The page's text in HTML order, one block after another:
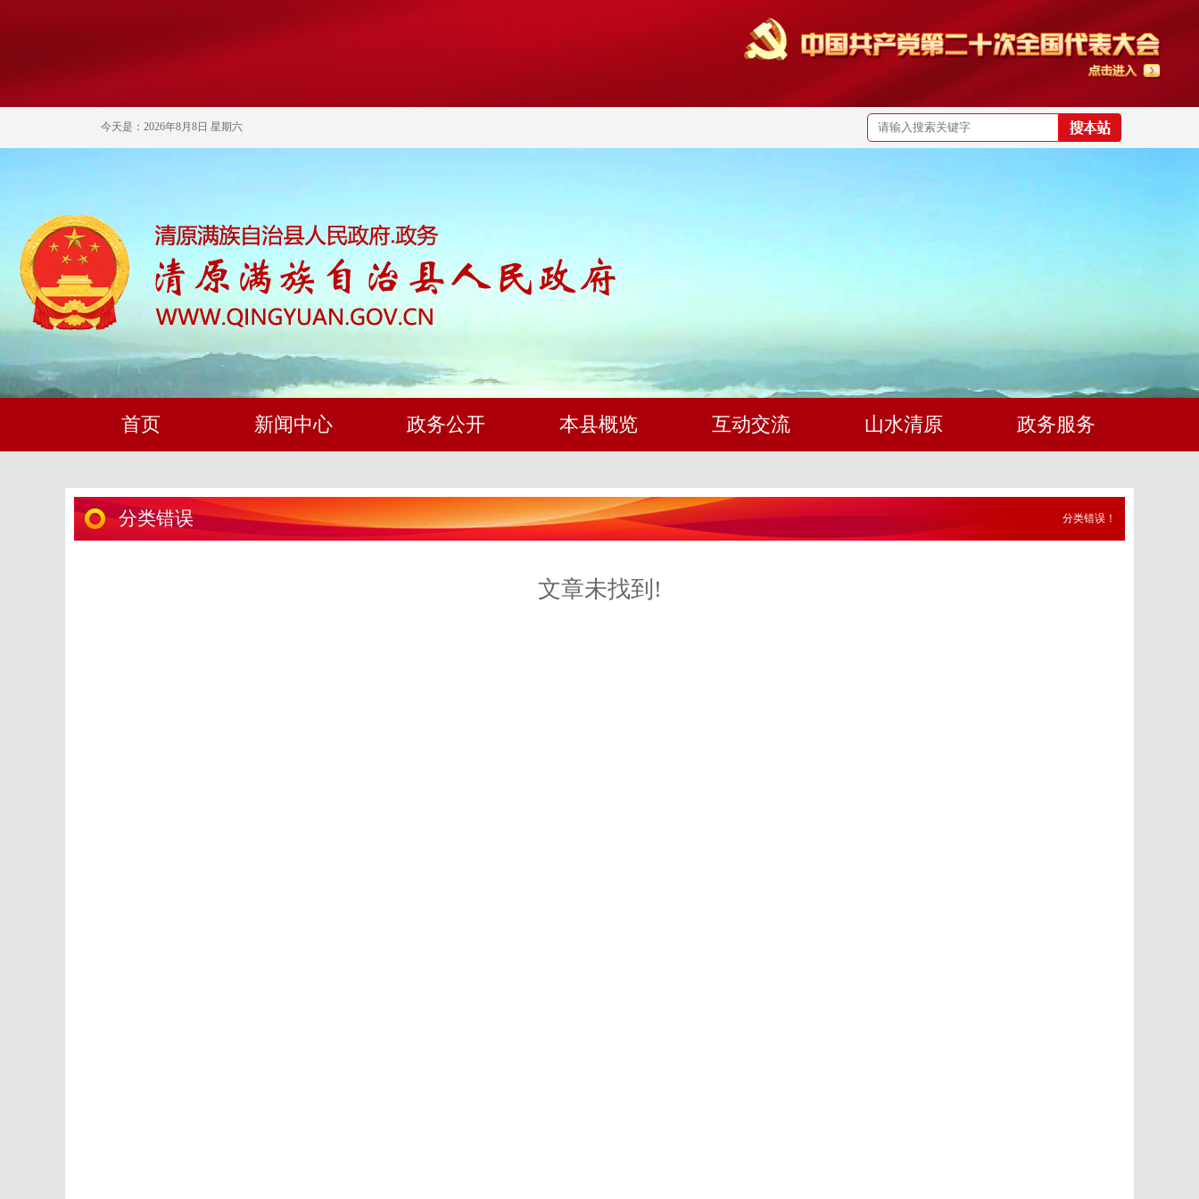
今天是：2026年8月8日 星期六
首页 新闻中心 政务公开 本县概览 互动交流 山水清原 政务服务
分类错误 分类错误！
文章未找到!